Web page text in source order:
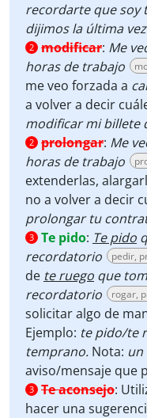
recordarte que soy
dijimos la última
2 modificar: Me
horas de trabajo
me veo forzada a
a volver a decir
modificar mi billete
2 prolongar: Me
horas de trabajo
extenderlas,
no a volver a decir
prolongar tu
3 Te pido: Te pido
recordatorio
pedir,
de te ruego que
recordatorio
rogar,
solicitar algo de
Ejemplo: te pido/te
temprano. Nota:
aviso/mensaje que
3 Te aconsejo:
hacer una